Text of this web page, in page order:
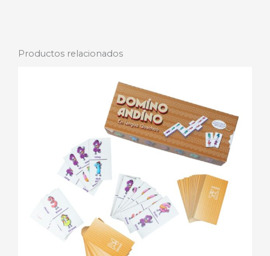
Productos relacionados